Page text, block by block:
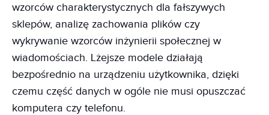
wzorców charakterystycznych dla fałszywych
sklepów, analizę zachowania plików czy
wykrywanie wzorców inżynierii społecznej w
wiadomościach. Lżejsze modele działają
bezpośrednio na urządzeniu użytkownika, dzięki
czemu część danych w ogóle nie musi opuszczać
komputera czy telefonu.